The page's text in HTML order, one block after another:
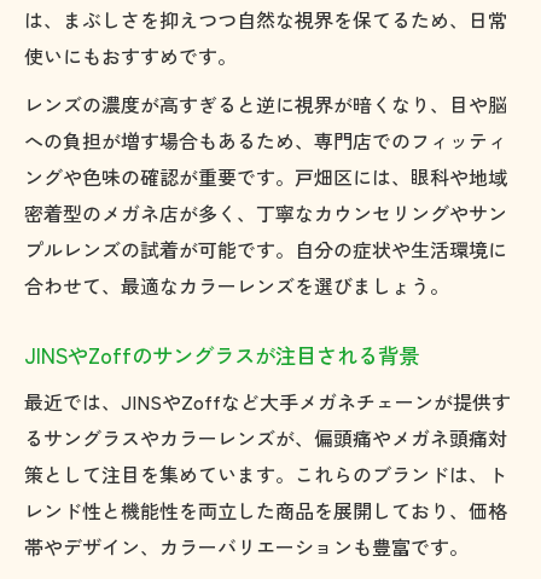
は、まぶしさを抑えつつ自然な視界を保てるため、日常
使いにもおすすめです。
レンズの濃度が高すぎると逆に視界が暗くなり、目や脳
への負担が増す場合もあるため、専門店でのフィッティ
ングや色味の確認が重要です。戸畑区には、眼科や地域
密着型のメガネ店が多く、丁寧なカウンセリングやサン
プルレンズの試着が可能です。自分の症状や生活環境に
合わせて、最適なカラーレンズを選びましょう。
JINSやZoffのサングラスが注目される背景
最近では、JINSやZoffなど大手メガネチェーンが提供す
るサングラスやカラーレンズが、偏頭痛やメガネ頭痛対
策として注目を集めています。これらのブランドは、ト
レンド性と機能性を両立した商品を展開しており、価格
帯やデザイン、カラーバリエーションも豊富です。